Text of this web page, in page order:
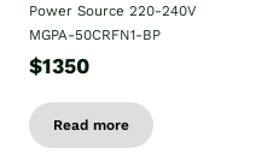
Power Source 220-240V
MGPA-50CRFN1-BP
$1350
Read more